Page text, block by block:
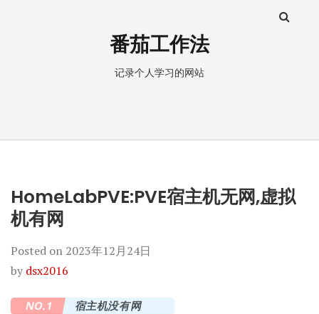
番茄工作法
记录个人学习的网站
HomeLabPVE:PVE宿主机无网,虚拟
机有网
Posted on 2023年12月24日
by dsx2016
NO.1 宿主机没有网